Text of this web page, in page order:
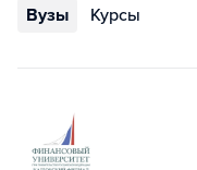
Вузы Курсы